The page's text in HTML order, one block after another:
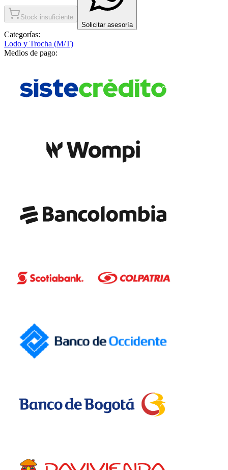
Stock insuficiente
Solicitar asesoría
Categorías:
Lodo y Trocha (M/T)
Medios de pago: